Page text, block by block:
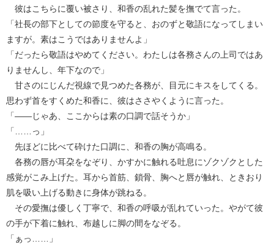
彼はこちらに覆い被さり、和香の乱れた髪を撫でて言った。
「社長の部下としての節度を守ると、おのずと敬語になってしまい
ますが。素はこうではありませんよ」
「だったら敬語はやめてください。わたしは各務さんの上司ではあ
りませんし、年下なので」
甘さのにじんだ視線で見つめた各務が、目元にキスをしてくる。
思わず首をすくめた和香に、彼はささやくように言った。
「――じゃあ、ここからは素の口調で話そうか」
「……っ」
先ほどに比べて砕けた口調に、和香の胸が高鳴る。
各務の唇が耳朶をなぞり、かすかに触れる吐息にゾクゾクとした
感覚がこみ上げた。耳から首筋、鎖骨、胸へと唇が触れ、ときおり
肌を吸い上げる動きに身体が跳ねる。
その愛撫は優しく丁寧で、和香の呼吸が乱れていった。やがて彼
の手が下着に触れ、布越しに脚の間をなぞる。
「ぁっ……」